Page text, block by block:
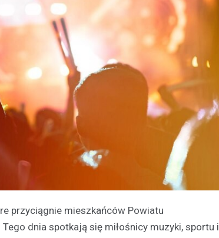
przyciągnie mieszkańców Powiatu
dnia spotkają się miłośnicy muzyki, sportu i